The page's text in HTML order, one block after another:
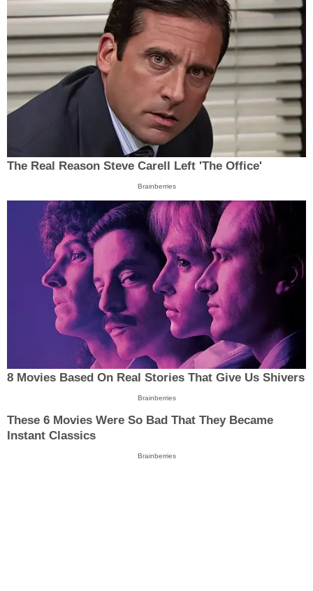
The Real Reason Steve Carell Left 'The Office'
Brainberries
8 Movies Based On Real Stories That Give Us Shivers
Brainberries
These 6 Movies Were So Bad That They Became
Instant Classics
Brainberries